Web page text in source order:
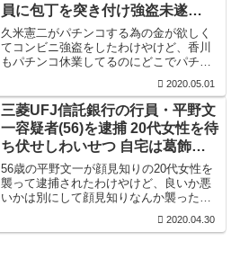
員に包丁を突き付け強盗未遂
「パチンコする金が欲しかった」
久米憲二がパチンコする為の金が欲しく
てコンビニ強盗をしたわけやけど、香川
もパチンコ休業してるのにどこでパチン
やなくて、四国全県で休業要請出てる
し、広島も岡山も兵庫も休業要請が出て
る。隣県も開いてないのに金...
2020.05.01
三菱UFJ信託銀行の行員・平野文
一容疑者(56)を逮捕 20代女性を待
ち伏せしわいせつ 自宅は葛飾区
東立石の「メイツ立石サウスコー
ト」
56歳の平野文一が顔見知りの20代女性を
襲って逮捕されたわけやけど、良いか悪
いかは別にして顔見知りなんか襲ったら
ね。三菱UFJ信託銀行の行員ならそれな
2020.04.30